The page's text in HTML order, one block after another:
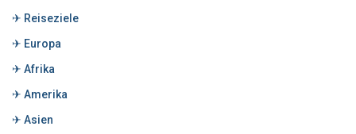
✈ Reiseziele
✈ Europa
✈ Afrika
✈ Amerika
✈ Asien